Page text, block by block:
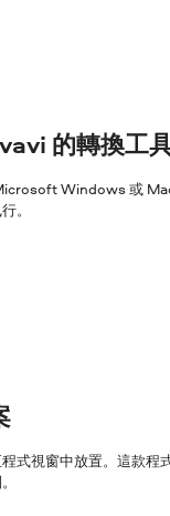
的轉換工
Windows 或
。
式視窗中放置。這款程